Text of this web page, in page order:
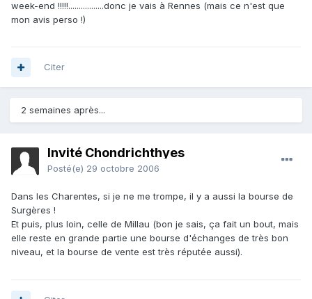
week-end !!!!!.................donc je vais à Rennes (mais ce n'est que
mon avis perso !)
Citer
2 semaines après...
Invité Chondrichthyes
Posté(e) 29 octobre 2006
Dans les Charentes, si je ne me trompe, il y a aussi la bourse de
Surgères !
Et puis, plus loin, celle de Millau (bon je sais, ça fait un bout, mais
elle reste en grande partie une bourse d'échanges de très bon
niveau, et la bourse de vente est très réputée aussi).